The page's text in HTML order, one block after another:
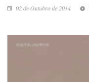
02 de Outubro de 2014